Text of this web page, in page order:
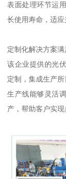
表面处理环节运
长使用寿命，适应
定制化解决方案
该企业提供的光
定制，集成生产所
生产线能够灵活
产，帮助客户实现